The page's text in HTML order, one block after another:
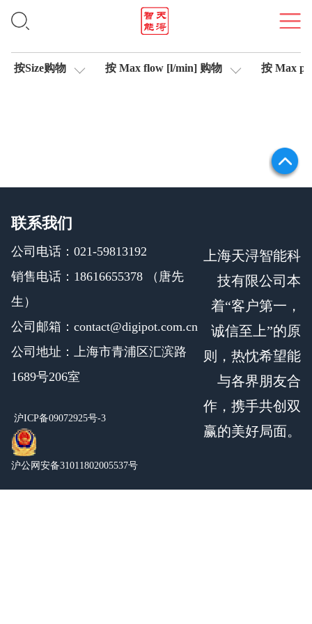
轴控制伺服比例阀
按Size购物 按 Max flow [l/min] 购物 按 Max
联系我们
公司电话：021-59813192
销售电话：18616655378 （唐先
生）
公司邮箱：contact@digipot.com.cn
公司地址：上海市青浦区汇滨路
1689号206室
沪ICP备09072925号-3
沪公网安备31011802005537号
上海天浔智能科
技有限公司本
着“客户第一，
诚信至上”的原
则，热忱希望能
与各界朋友合
作，携手共创双
赢的美好局面。